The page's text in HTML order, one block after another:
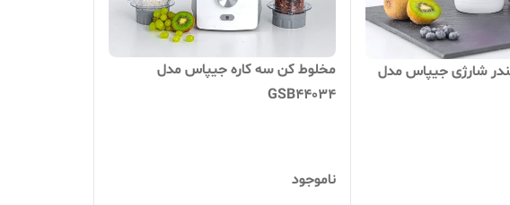
شارژی جیپاس مدل
مخلوط کن سه کاره جیپاس مدل
GSB44034
ناموجود